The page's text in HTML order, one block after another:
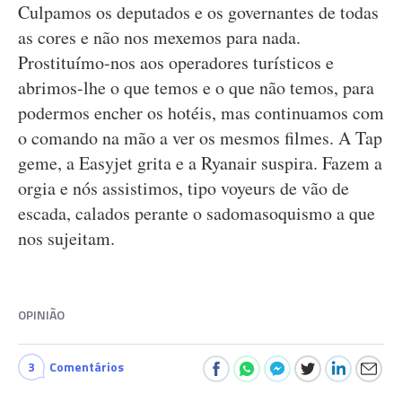
Culpamos os deputados e os governantes de todas
as cores e não nos mexemos para nada.
Prostituímo-nos aos operadores turísticos e
abrimos-lhe o que temos e o que não temos, para
podermos encher os hotéis, mas continuamos com
o comando na mão a ver os mesmos filmes. A Tap
geme, a Easyjet grita e a Ryanair suspira. Fazem a
orgia e nós assistimos, tipo voyeurs de vão de
escada, calados perante o sadomasoquismo a que
nos sujeitam.
OPINIÃO
3 Comentários